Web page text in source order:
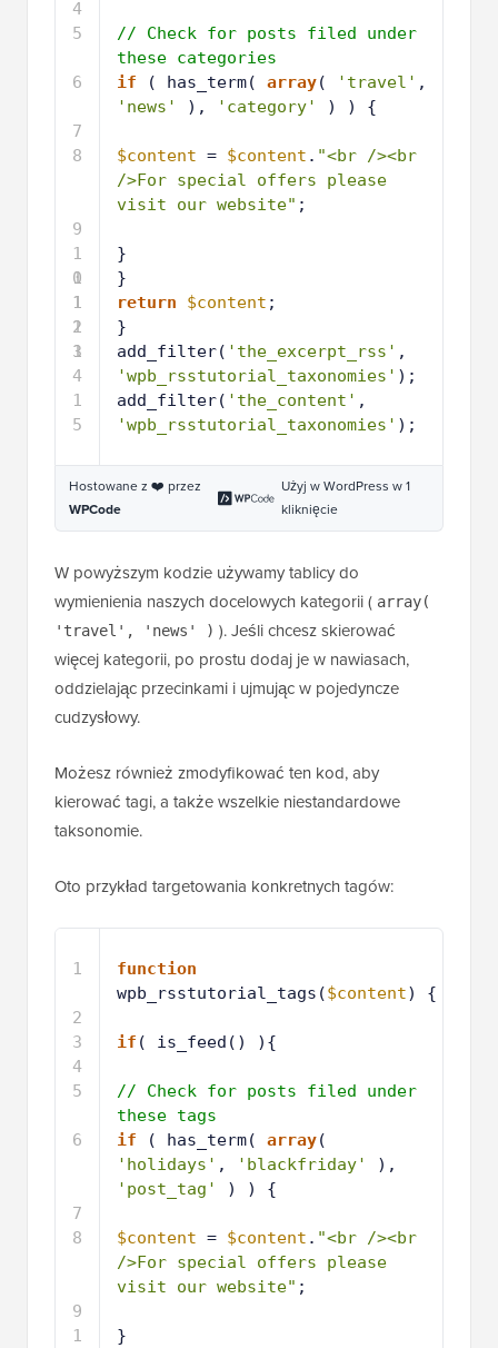
4
5
6
7
8
9
1
0
1
1
1
2
1
3
1
4
1
5
// Check for posts filed under
these categories
if
( has_term( array( 'travel'
'news'
), 'category' ) ) {
$content = $content . "<br /><br
/>For special offers please
visit our website" ;
}
}
return
$content ;
}
add_filter( 'the_excerpt_rss'
'wpb_rsstutorial_taxonomies' );
add_filter( 'the_content'
'wpb_rsstutorial_taxonomies' );
Hostowane z ❤️ przez
WPCode
Użyj w WordPress w 1
kliknięcie
W powyższym kodzie używamy tablicy do
wymienienia naszych docelowych kategorii ( array(
'travel', 'news' ) ). Jeśli chcesz skierować
więcej kategorii, po prostu dodaj je w nawiasach,
oddzielając przecinkami i ujmując w pojedyncze
cudzysłowy.
Możesz również zmodyfikować ten kod, aby
kierować tagi, a także wszelkie niestandardowe
taksonomie.
Oto przykład targetowania konkretnych tagów:
1
2
3
4
5
6
7
8
9
1
function
wpb_rsstutorial_tags($content) {
if ( is_feed() ){
// Check for posts filed under
these tags
if
( has_term( array
'holidays' , 'blackfriday'
'post_tag'
) ) {
$content = $content . "<br /><br
/>For special offers please
visit our website" ;
}